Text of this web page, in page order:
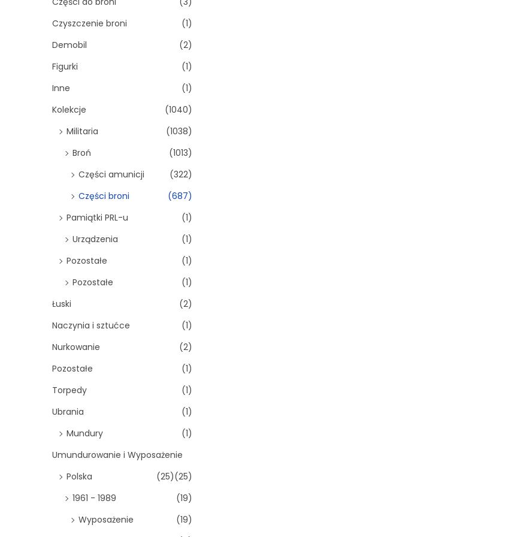
Czyszczenie broni
(1)
Demobil
(2)
Figurki
(1)
Inne
(1)
Kolekcje
(1040)
Militaria
(1038)
Broń
(1013)
Części amunicji
(322)
Części broni
(687)
Pamiątki PRL-u
(1)
Urządzenia
(1)
Pozostałe
(1)
Pozostałe
(1)
Łuski
(2)
Naczynia i sztućce
(1)
Nurkowanie
(2)
Pozostałe
(1)
Torpedy
(1)
Ubrania
(1)
Mundury
(1)
Umundurowanie i Wyposażenie
(25)
Polska
(25)
1961 - 1989
(19)
Wyposażenie
(19)